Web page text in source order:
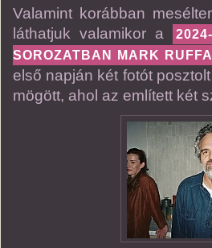
Valamint korábban
láthatjuk valamikor a
SOROZATBAN MARK
első napján két fotót
mögött, ahol az említett két